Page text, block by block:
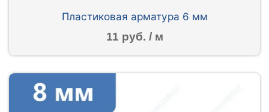
Пластиковая арматура 6 мм
11 руб. / м